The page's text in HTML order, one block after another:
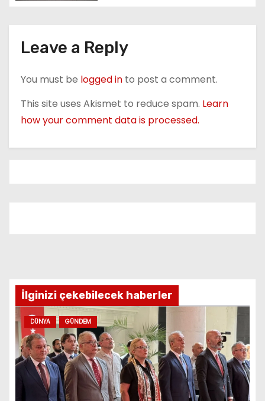
n
Leave a Reply
You must be logged in to post a comment.
This site uses Akismet to reduce spam. Learn
how your comment data is processed.
İlginizi çekebilecek haberler
DÜNYA GÜNDEM